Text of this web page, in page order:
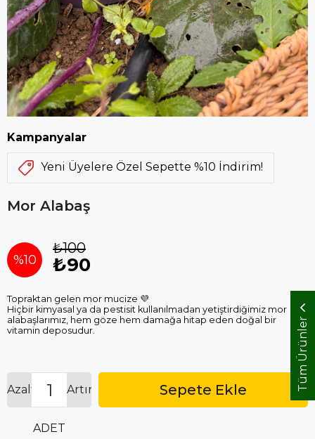
Tüm Ürünler
Kampanyalar
Yeni Üyelere Özel Sepette %10 İndirim!
Mor Alabaş
%10
İndirim
₺100
₺90
Topraktan gelen mor mucize 💜
Hiçbir kimyasal ya da pestisit kullanılmadan yetiştirdiğimiz mor
alabaşlarımız, hem göze hem damağa hitap eden doğal bir
vitamin deposudur.
ADET
Artır
Azalt